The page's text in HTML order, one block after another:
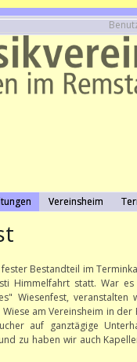
Vereinsheim
Bestandteil im
Himmelfahrt statt. War
Wiesenfest, veranstalten
am Vereinsheim in
auf ganztägige
zu haben wir auch